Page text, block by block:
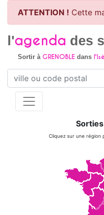
ATTENTION ! Cette
l'agenda des
Sortir à GRENOBLEdans
Cliquez sur une région